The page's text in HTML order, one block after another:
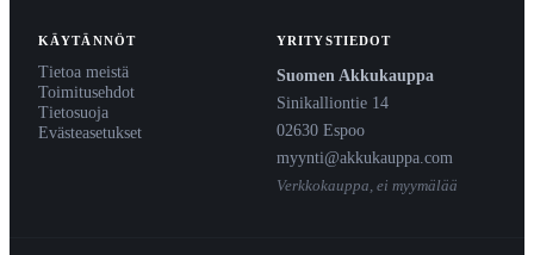
KÄYTÄNNÖT
Tietoa meistä
Toimitusehdot
Tietosuoja
Evästeasetukset
YRITYSTIEDOT
Suomen Akkukauppa
Sinikalliontie 14
02630 Espoo
myynti@akkukauppa.com
Verkkokauppa, ei myymälää